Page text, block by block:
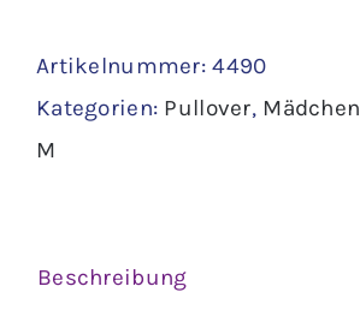
122
-
Artikelnummer:4490
Kategorien: Pullover, Mädchen
M
Beschreibung